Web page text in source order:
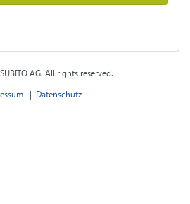
AG. All rights reserved.
| Datenschutz